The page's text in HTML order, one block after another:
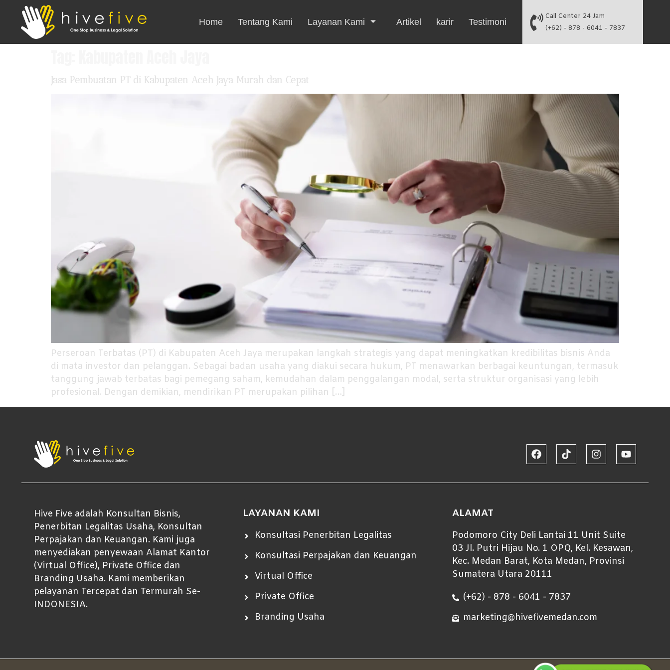
Home Tentang Kami Layanan Kami Artikel karir Testimoni
Call Center 24 Jam
(+62) - 878 - 6041 - 7837
Jasa Pembuatan PT di Kabupaten Aceh Jaya Murah dan Cepat
Perseroan Terbatas (PT) di Kabupaten Aceh Jaya merupakan langkah strategis yang dapat meningkatkan kredibilitas bisnis Anda
di mata investor dan pelanggan. Sebagai badan usaha yang diakui secara hukum, PT menawarkan berbagai keuntungan, termasuk
tanggung jawab terbatas bagi pemegang saham, kemudahan dalam penggalangan modal, serta struktur organisasi yang lebih
profesional. Dengan demikian, mendirikan PT merupakan pilihan […]
Hive Five adalah Konsultan Bisnis,
Penerbitan Legalitas Usaha, Konsultan
Perpajakan dan Keuangan. Kami juga
menyediakan penyewaan Alamat Kantor
(Virtual Office), Private Office dan
Branding Usaha. Kami memberikan
pelayanan Tercepat dan Termurah Se-
INDONESIA.
LAYANAN KAMI
Konsultasi Penerbitan Legalitas
Konsultasi Perpajakan dan Keuangan
Virtual Office
Private Office
Branding Usaha
ALAMAT
Podomoro City Deli Lantai 11 Unit Suite
03 Jl. Putri Hijau No. 1 OPQ, Kel. Kesawan,
Kec. Medan Barat, Kota Medan, Provinsi
Sumatera Utara 20111
(+62) - 878 - 6041 - 7837
marketing@hivefivemedan.com